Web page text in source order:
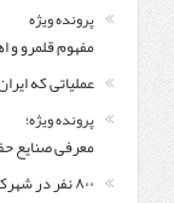
پرونده ویژه
مفهوم قلمرو و
عملیاتی که
پرونده ویژه؛
معرفی صنایع
۸۰۰ نفر در شهرک صنعتی غیردولتی حدید مبتکران اردبیل اشتغال یافتند